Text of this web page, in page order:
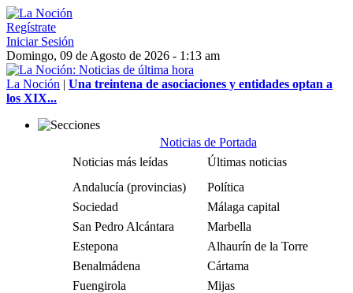
Regístrate
Iniciar Sesión
Domingo, 09 de Agosto de 2026 - 1:13 am
La Noción | Una treintena de asociaciones y entidades optan a
los XIX...
Noticias de Portada
Noticias más leídas
Últimas noticias
Andalucía (provincias)
Política
Sociedad
Málaga capital
San Pedro Alcántara
Marbella
Estepona
Alhaurín de la Torre
Benalmádena
Cártama
Fuengirola
Mijas